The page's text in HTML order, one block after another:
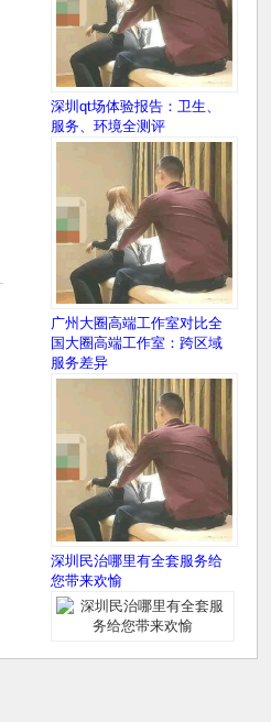
深圳qt场体验报告：卫生、
服务、环境全测评
广州大圈高端工作室对比全
国大圈高端工作室：跨区域
服务差异
深圳民治哪里有全套服务给
您带来欢愉